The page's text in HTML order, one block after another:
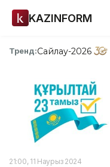
KAZINFORM
Тренд:Сайлау-2026
21:00, 11 Наурыз 2024